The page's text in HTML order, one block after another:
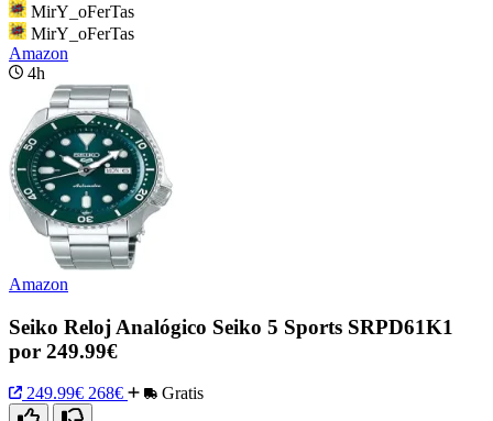
MirY_oFerTas
MirY_oFerTas
Amazon
4h
Amazon
Seiko Reloj Analógico Seiko 5 Sports SRPD61K1
por 249.99€
249.99€ 268€ Gratis